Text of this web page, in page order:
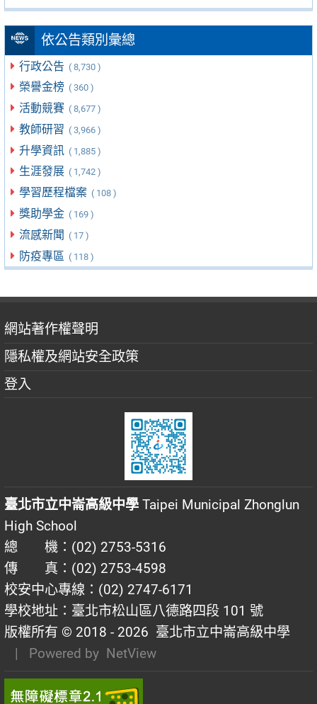
依公告類別彙總
行政公告 ( 8,730 )
榮譽金榜 ( 360 )
活動競賽 ( 8,677 )
教師研習 ( 3,966 )
升學資訊 ( 1,885 )
生涯發展 ( 1,742 )
學習歷程檔案 ( 108 )
獎助學金 ( 169 )
流感新聞 ( 17 )
防疫專區 ( 118 )
網站著作權聲明
隱私權及網站安全政策
登入
臺北市立中崙高級中學 Taipei Municipal Zhonglun
High School
總 機：(02) 2753-5316
傳 真：(02) 2753-4598
校安中心專線：(02) 2747-6171
學校地址：臺北市松山區八德路四段 101 號
版權所有 © 2018 - 2026 臺北市立中崙高級中學
| Powered by NetView